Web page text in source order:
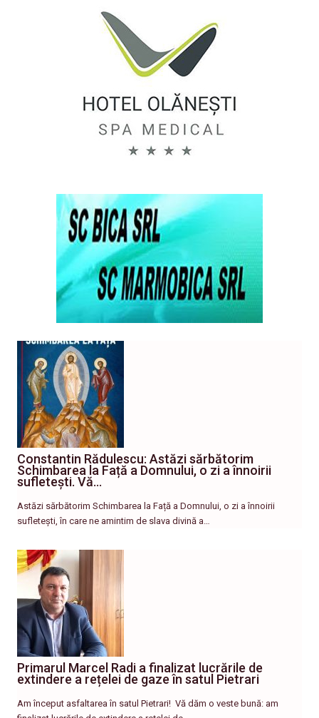
Constantin Rădulescu: Astăzi sărbătorim
Schimbarea la Față a Domnului, o zi a înnoirii
sufletești. Vă…
Astăzi sărbătorim Schimbarea la Față a Domnului, o zi a înnoirii
sufletești, în care ne amintim de slava divină a…
Primarul Marcel Radi a finalizat lucrările de
extindere a rețelei de gaze în satul Pietrari
Am început asfaltarea în satul Pietrari! ​ Vă dăm o veste bună: am